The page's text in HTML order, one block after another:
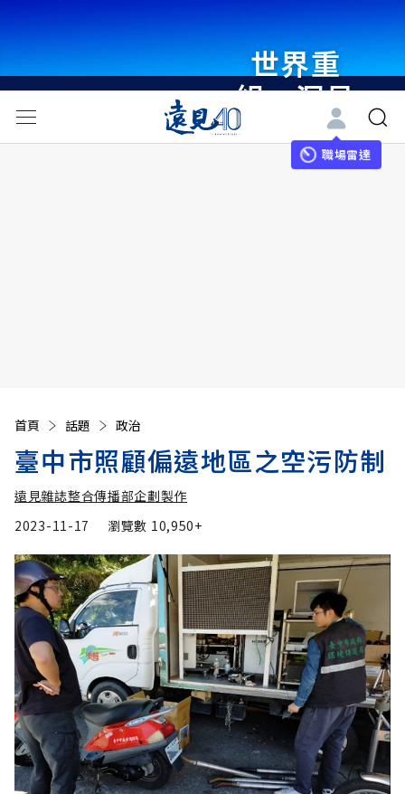
世界重
組・洞見
未來 與
世界領袖
職場雷達
首頁 話題 政治
臺中市照顧偏遠地區之空污防制
遠見雜誌整合傳播部企劃製作
2023-11-17
瀏覽數 10,950+